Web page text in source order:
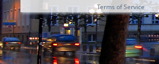
Terms of Service